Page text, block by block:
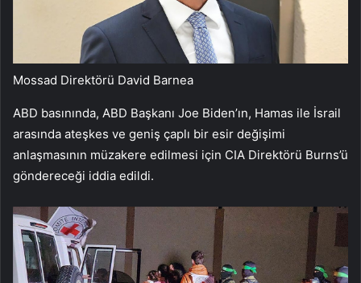
Mossad Direktörü David Barnea
ABD basınında, ABD Başkanı Joe Biden’ın, Hamas ile İsrail
arasında ateşkes ve geniş çaplı bir esir değişimi
anlaşmasının müzakere edilmesi için CIA Direktörü Burns’ü
göndereceği iddia edildi.